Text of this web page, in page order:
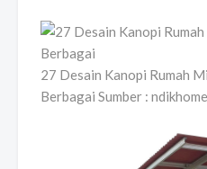
27 Desain Kanopi Rumah
Berbagai Sumber :